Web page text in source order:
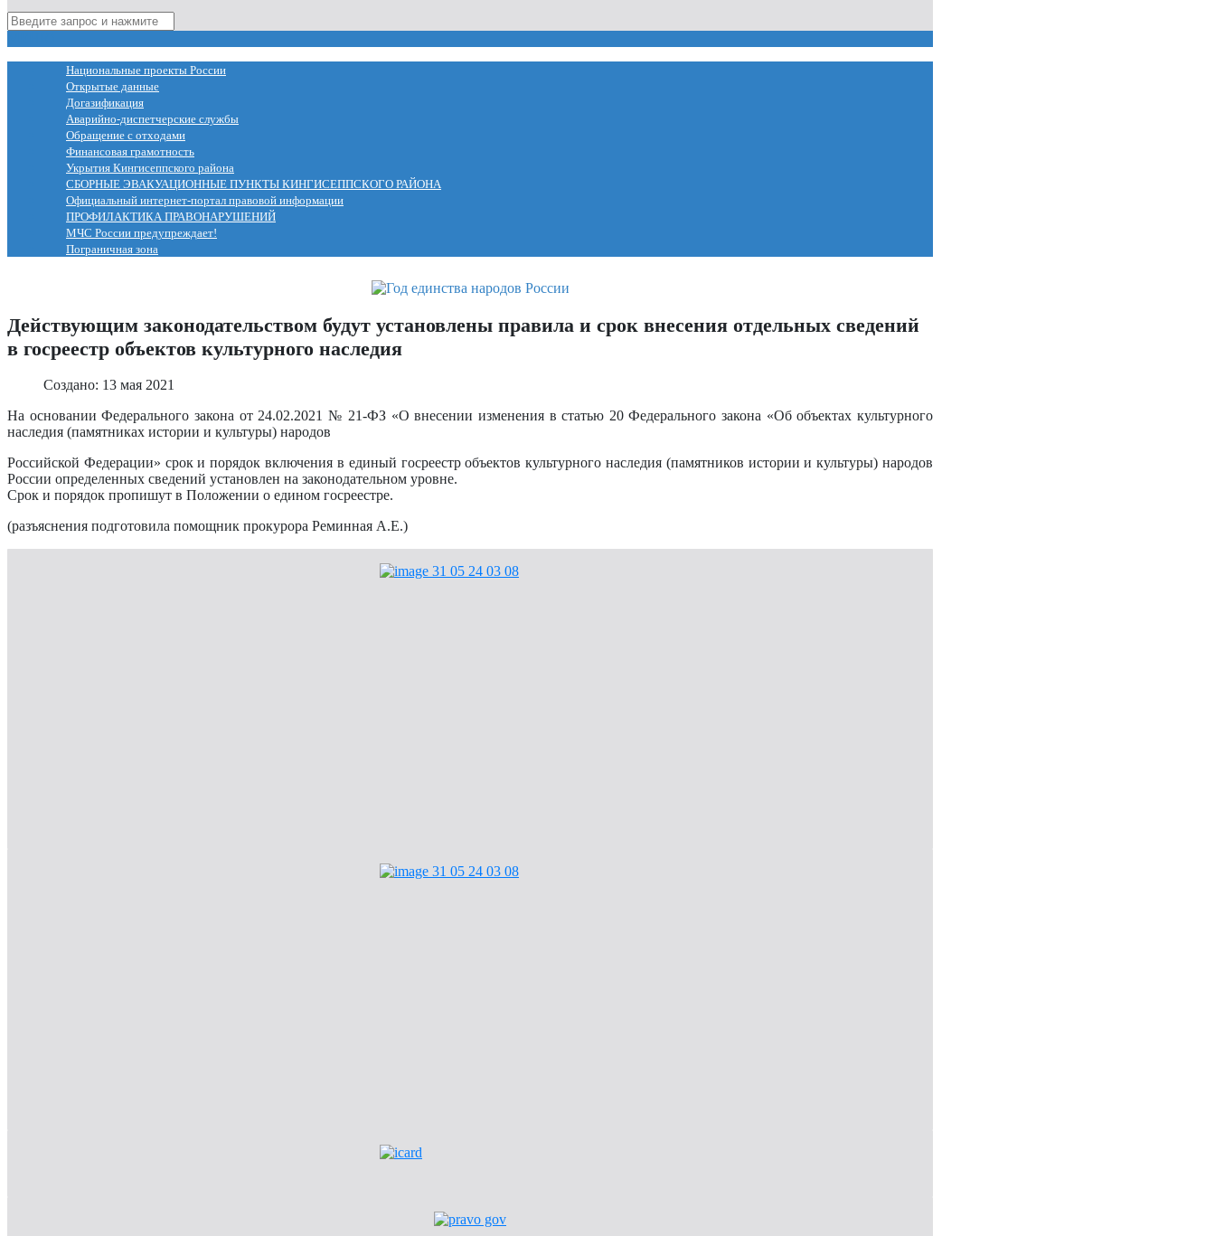
Национальные проекты России
Открытые данные
Догазификация
Аварийно-диспетчерские службы
Обращение с отходами
Финансовая грамотность
Укрытия Кингисеппского района
СБОРНЫЕ ЭВАКУАЦИОННЫЕ ПУНКТЫ КИНГИСЕППСКОГО РАЙОНА
Официальный интернет-портал правовой информации
ПРОФИЛАКТИКА ПРАВОНАРУШЕНИЙ
МЧС России предупреждает!
Пограничная зона
Действующим законодательством будут установлены правила и срок внесения отдельных сведений
в госреестр объектов культурного наследия
Создано: 13 мая 2021
На основании Федерального закона от 24.02.2021 № 21-ФЗ «О внесении изменения в статью 20 Федерального закона «Об объектах культурного
наследия (памятниках истории и культуры) народов
Российской Федерации» срок и порядок включения в единый госреестр объектов культурного наследия (памятников истории и культуры) народов
России определенных сведений установлен на законодательном уровне.
Срок и порядок пропишут в Положении о едином госреестре.
(разъяснения подготовила помощник прокурора Реминная А.Е.)